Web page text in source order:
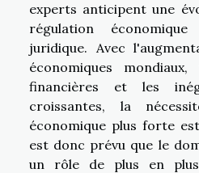
experts anticipent une
régulation
juridique. Avec
économiques
financières et les
croissantes, la
économique plus forte
est donc prévu que le
un rôle de plus en